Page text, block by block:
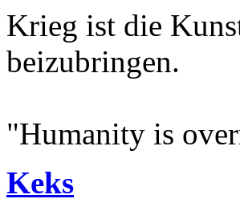
Krieg ist die
beizubringen.
"Humanity is
Keks